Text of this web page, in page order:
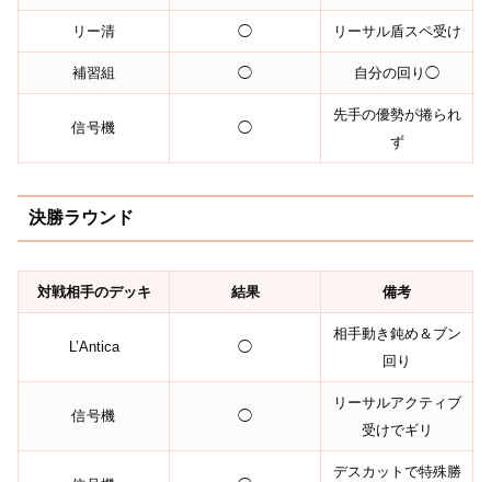
リー清 ◯ リーサル盾スペ受け
補習組 ◯ 自分の回り◯
信号機 ◯
先手の優勢が捲られ
ず
決勝ラウンド
対戦相手のデッキ 結果 備考
L’Antica ◯
相手動き鈍め＆ブン
回り
信号機 ◯
リーサルアクティブ
受けでギリ
デスカットで特殊勝